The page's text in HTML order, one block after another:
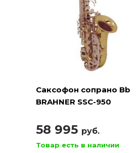
Саксофон сопрано Bb
BRAHNER SSC-950
58 995 руб.
Товар есть в наличии